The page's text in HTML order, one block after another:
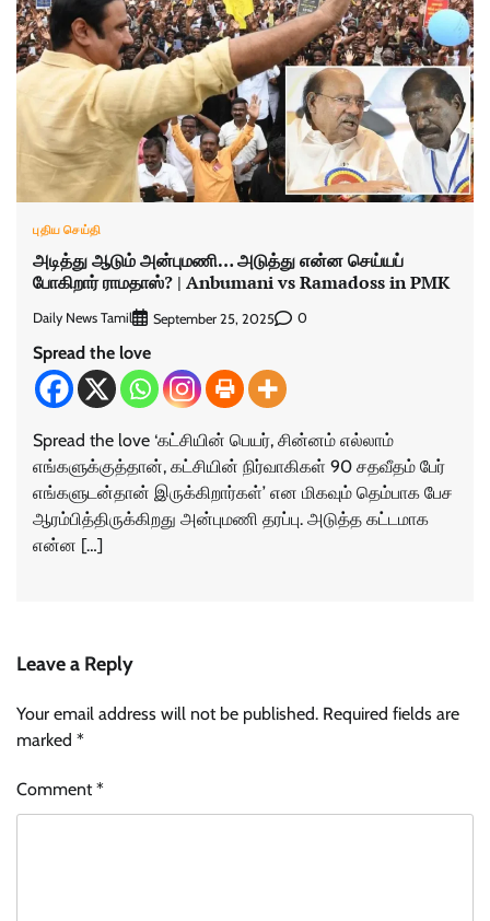
புதிய செய்தி
அடித்து ஆடும் அன்புமணி… அடுத்து என்ன செய்யப்
போகிறார் ராமதாஸ்? | Anbumani vs Ramadoss in PMK
Daily News Tamil September 25, 2025 0
Spread the love
Spread the love ‘கட்சியின் பெயர், சின்னம் எல்லாம்
எங்களுக்குத்தான், கட்சியின் நிர்வாகிகள் 90 சதவீதம் பேர்
எங்களுடன்தான் இருக்கிறார்கள்’ என மிகவும் தெம்பாக பேச
ஆரம்பித்திருக்கிறது அன்புமணி தரப்பு. அடுத்த கட்டமாக
என்ன […]
Leave a Reply
Your email address will not be published. Required fields are
marked *
Comment*